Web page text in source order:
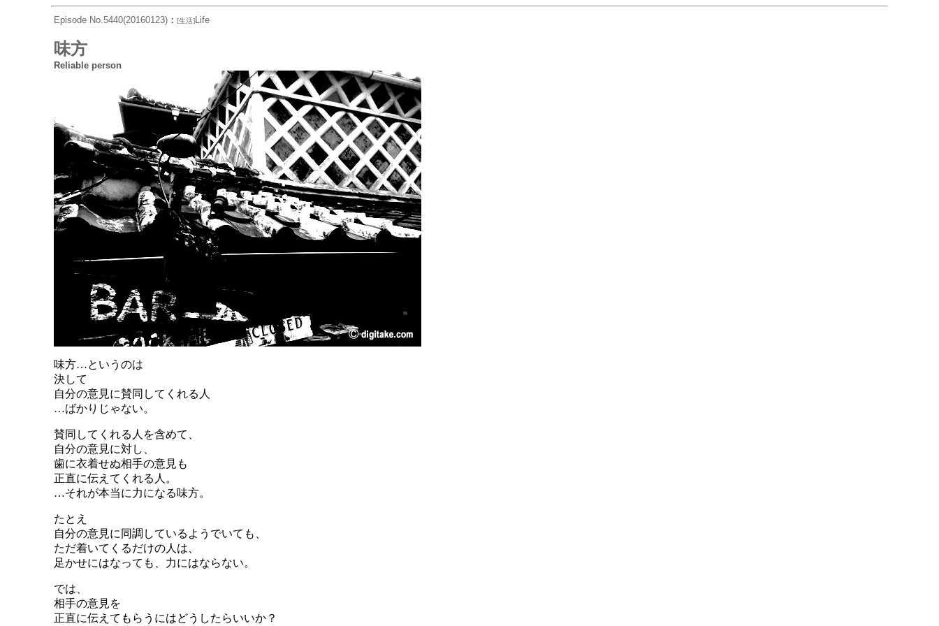
Episode No.5440(20160123)： [生活]Life
味方
Reliable person
味方…というのは
決して
自分の意見に賛同してくれる人
…ばかりじゃない。
賛同してくれる人を含めて、
自分の意見に対し、
歯に衣着せぬ相手の意見も
正直に伝えてくれる人。
…それが本当に力になる味方。
たとえ
自分の意見に同調しているようでいても、
ただ着いてくるだけの人は、
足かせにはなっても、力にはならない。
では、
相手の意見を
正直に伝えてもらうにはどうしたらいいか？